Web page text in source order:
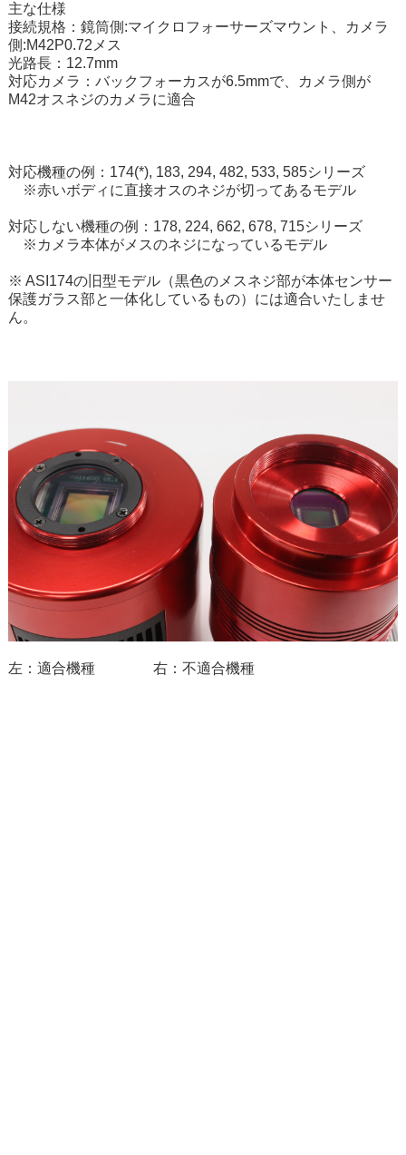
主な仕様
接続規格：鏡筒側:マイクロフォーサーズマウント、カメラ
側:M42P0.72メス
光路長：12.7mm
対応カメラ：バックフォーカスが6.5mmで、カメラ側が
M42オスネジのカメラに適合
対応機種の例：174(*), 183, 294, 482, 533, 585シリーズ
※赤いボディに直接オスのネジが切ってあるモデル
対応しない機種の例：178, 224, 662, 678, 715シリーズ
※カメラ本体がメスのネジになっているモデル
※ ASI174の旧型モデル（黒色のメスネジ部が本体センサー
保護ガラス部と一体化しているもの）には適合いたしませ
ん。
左：適合機種 右：不適合機種